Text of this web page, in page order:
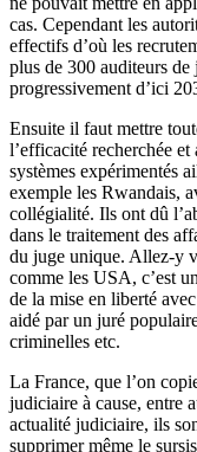
cas. Cependant les
effectifs d’où les
plus de 300 auditeurs
progressivement d’ici
Ensuite il faut mettre
l’efficacité recherchée
systèmes expérimentés
exemple les Rwandais,
collégialité. Ils ont dû
dans le traitement des
du juge unique. Allez-y
comme les USA, c’est
de la mise en liberté
aidé par un juré
criminelles etc.
La France, que l’on
judiciaire à cause, entre
actualité judiciaire, ils
supprimer même le